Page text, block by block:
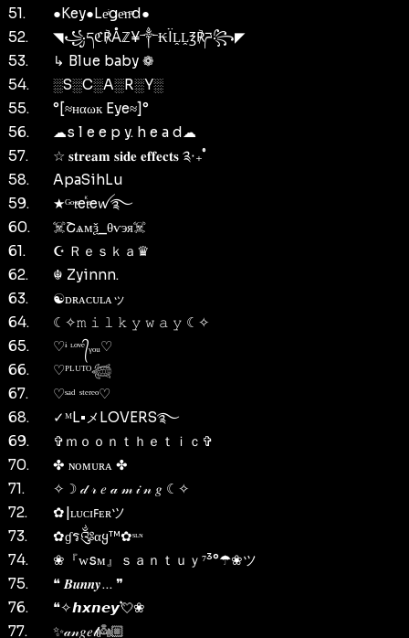
51.
●Key●Leͥgeͣnͫd●
52.
◥꧁དℭ℟Åℤ¥༒₭ÏḼḼ℥℟ཌ꧂◤
53.
↳ Blue baby ❁
54.
░S░C░A░R░Y░
55.
°[≈нαωк Eye≈]°
56.
☁s l e e p y. h e a d☁
57.
☆ 𝐬𝐭𝐫𝐞𝐚𝐦 𝐬𝐢𝐝𝐞 𝐞𝐟𝐟𝐞𝐜𝐭𝐬 ༉‧₊˚
58.
ApaSihLu
59.
★ᴳᵒtͤeⷦtͣeꪝ࿐
60.
️☠️Շѧмѯ_️θѵэя☠️
61.
☪ Ｒｅｓｋａ♛
62.
☬ Zyinnn.
63.
☯ᴅʀᴀᴄᴜʟᴀッ
64.
☾✧𝚖 𝚒 𝚕 𝚔 𝚢 𝚠 𝚊 𝚢 ☾✧
65.
♡ᶤ ᶫᵒᵛᵉ᭄ᵧₒᵤ♡
66.
♡ᴾᴸᵁᵀᴼ𓆉
67.
♡ˢᵃᵈ ˢᵗᵉʳᵉᵒ♡
68.
✓ᴹL•メLOVERS࿐⁩
69.
✞ｍｏｏｎｔｈｅｔｉｃ✞
70.
✤ ɴᴏмᴜʀᴀ ✤
71.
✧☽ 𝒹 𝓇 𝑒 𝒶 𝓂 𝒾 𝓃 𝑔 ☾✧
72.
✿|ʟᴜᴄɪꜰᴇʀツ
73.
✿ɠร༂αყ™✿ˢᶫᶰ
74.
❀『ᴡsᴍ』ｓａｎｔｕｙ⁷³°☂❀ツ
75.
❝ 𝑩𝒖𝒏𝒏𝒚… ❞
76.
❝✧𝙝𝙭𝙣𝙚𝙮💘❀
77.
✨𝒶𝓃𝑔𝑒𝓁👼🏼